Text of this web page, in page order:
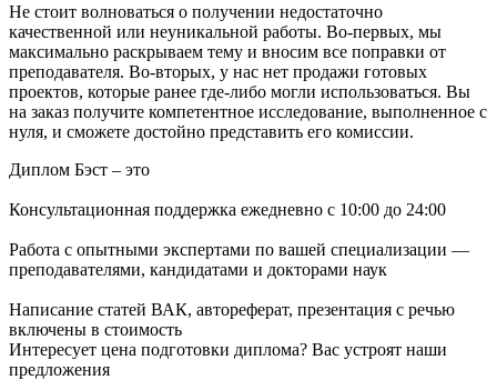
Не стоит волноваться о получении недостаточно
качественной или неуникальной работы. Во-первых, мы
максимально раскрываем тему и вносим все поправки от
преподавателя. Во-вторых, у нас нет продажи готовых
проектов, которые ранее где-либо могли использоваться. Вы
на заказ получите компетентное исследование, выполненное с
нуля, и сможете достойно представить его комиссии.
Диплом Бэст – это
Консультационная поддержка ежедневно с 10:00 до 24:00
Работа с опытными экспертами по вашей специализации —
преподавателями, кандидатами и докторами наук
Написание статей ВАК, автореферат, презентация с речью
включены в стоимость
Интересует цена подготовки диплома? Вас устроят наши
предложения